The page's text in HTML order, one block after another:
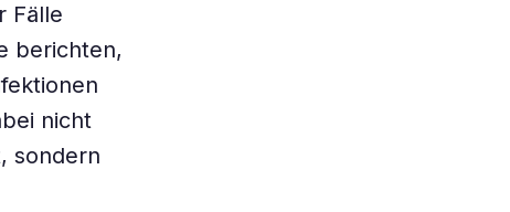
Fälle
berichten,
nicht
sondern